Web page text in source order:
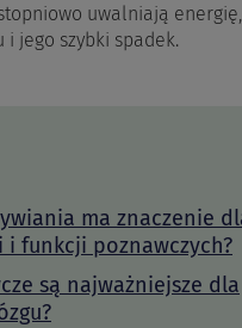
uwalniają energię,
jego szybki spadek.
ma znaczenie
funkcji poznawczych?
są najważniejsze dla